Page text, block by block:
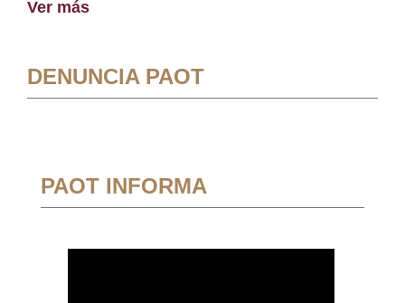
Ver más
DENUNCIA PAOT
PAOT INFORMA